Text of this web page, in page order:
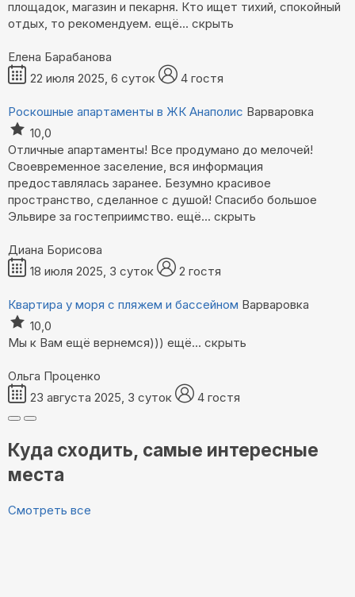
площадок, магазин и пекарня. Кто ищет тихий, спокойный
отдых, то рекомендуем. ещё... скрыть
Елена Барабанова
22 июля 2025, 6 суток
4 гостя
Роскошные апартаменты в ЖК Анаполис Варваровка
10,0
Отличные апартаменты! Все продумано до мелочей!
Своевременное заселение, вся информация
предоставлялась заранее. Безумно красивое
пространство, сделанное с душой! Спасибо большое
Эльвире за гостеприимство. ещё... скрыть
Диана Борисова
18 июля 2025, 3 суток
2 гостя
Квартира у моря с пляжем и бассейном Варваровка
10,0
Мы к Вам ещё вернемся))) ещё... скрыть
Ольга Проценко
23 августа 2025, 3 суток
4 гостя
Куда сходить, самые интересные
места
Смотреть все